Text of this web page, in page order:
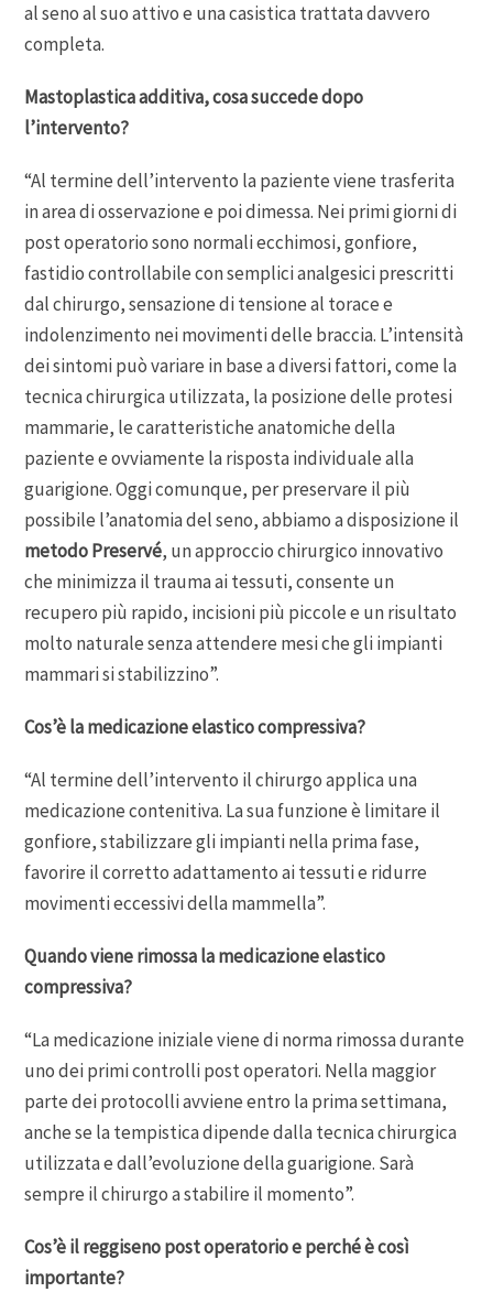
al seno al suo attivo e una casistica trattata davvero
completa.
Mastoplastica additiva, cosa succede dopo
l’intervento?
“Al termine dell’intervento la paziente viene trasferita
in area di osservazione e poi dimessa. Nei primi giorni di
post operatorio sono normali ecchimosi, gonfiore,
fastidio controllabile con semplici analgesici prescritti
dal chirurgo, sensazione di tensione al torace e
indolenzimento nei movimenti delle braccia. L’intensità
dei sintomi può variare in base a diversi fattori, come la
tecnica chirurgica utilizzata, la posizione delle protesi
mammarie, le caratteristiche anatomiche della
paziente e ovviamente la risposta individuale alla
guarigione. Oggi comunque, per preservare il più
possibile l’anatomia del seno, abbiamo a disposizione il
metodo Preservé, un approccio chirurgico innovativo
che minimizza il trauma ai tessuti, consente un
recupero più rapido, incisioni più piccole e un risultato
molto naturale senza attendere mesi che gli impianti
mammari si stabilizzino”.
Cos’è la medicazione elastico compressiva?
“Al termine dell’intervento il chirurgo applica una
medicazione contenitiva. La sua funzione è limitare il
gonfiore, stabilizzare gli impianti nella prima fase,
favorire il corretto adattamento ai tessuti e ridurre
movimenti eccessivi della mammella”.
Quando viene rimossa la medicazione elastico
compressiva?
“La medicazione iniziale viene di norma rimossa durante
uno dei primi controlli post operatori. Nella maggior
parte dei protocolli avviene entro la prima settimana,
anche se la tempistica dipende dalla tecnica chirurgica
utilizzata e dall’evoluzione della guarigione. Sarà
sempre il chirurgo a stabilire il momento”.
Cos’è il reggiseno post operatorio e perché è così
importante?